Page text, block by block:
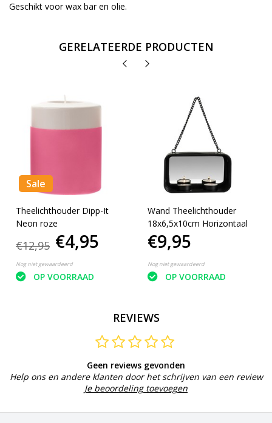
Geschikt voor wax bar en olie.
GERELATEERDE PRODUCTEN
Sale
Theelichthouder Dipp-It
Neon roze
€12,95 €4,95
Nog niet gewaardeerd
OP VOORRAAD
Wand Theelichthouder
18x6,5x10cm Horizontaal
€9,95
Nog niet gewaardeerd
OP VOORRAAD
REVIEWS
Geen reviews gevonden
Help ons en andere klanten door het schrijven van een review
Je beoordeling toevoegen